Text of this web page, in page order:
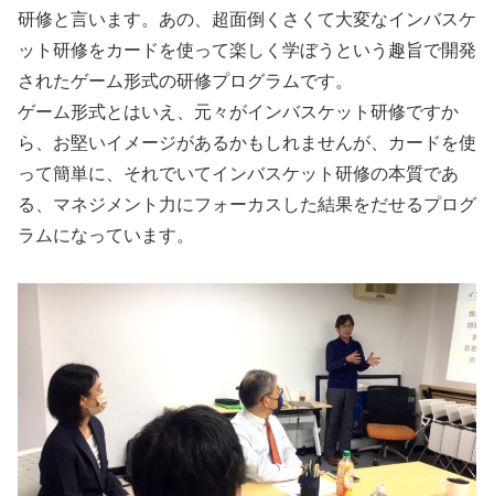
研修と言います。あの、超面倒くさくて大変なインバスケ
ット研修をカードを使って楽しく学ぼうという趣旨で開発
されたゲーム形式の研修プログラムです。
ゲーム形式とはいえ、元々がインバスケット研修ですか
ら、お堅いイメージがあるかもしれませんが、カードを使
って簡単に、それでいてインバスケット研修の本質であ
る、マネジメント力にフォーカスした結果をだせるプログ
ラムになっています。